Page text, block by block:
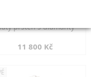
prsten s diamanty
11 800 Kč